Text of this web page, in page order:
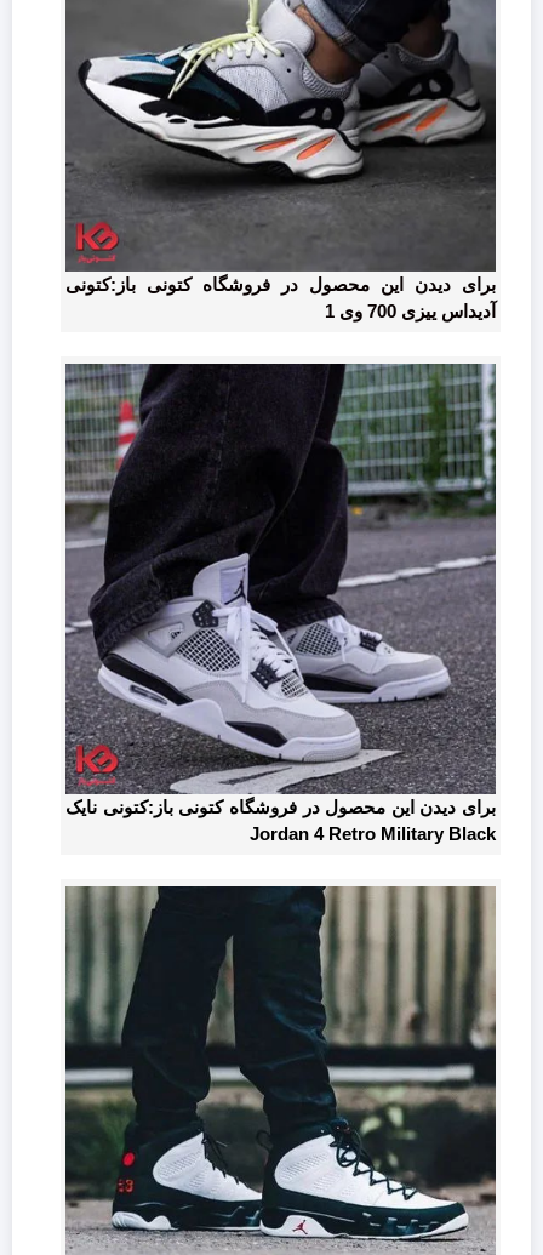
برای دیدن این محصول در فروشگاه کتونی باز:کتونی
آدیداس ییزی 700 وی 1
برای دیدن این محصول در فروشگاه کتونی باز:کتونی نایک
Jordan 4 Retro Military Black